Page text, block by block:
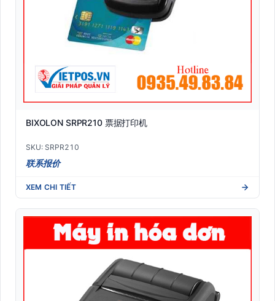
BIXOLON SRPR210 票据打印机
SKU: SRPR210
联系报价
XEM CHI TIẾT